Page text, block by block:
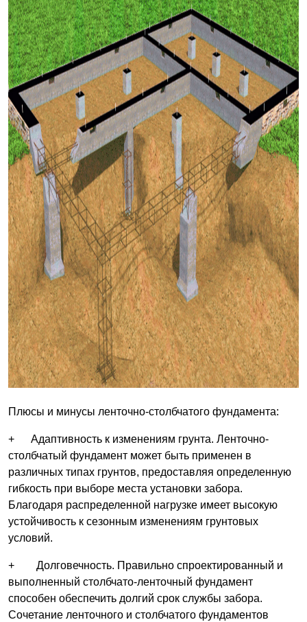
Плюсы и минусы ленточно-столбчатого фундамента:
+ Адаптивность к изменениям грунта. Ленточно-
столбчатый фундамент может быть применен в
различных типах грунтов, предоставляя определенную
гибкость при выборе места установки забора.
Благодаря распределенной нагрузке имеет высокую
устойчивость к сезонным изменениям грунтовых
условий.
+ Долговечность. Правильно спроектированный и
выполненный столбчато-ленточный фундамент
способен обеспечить долгий срок службы забора.
Сочетание ленточного и столбчатого фундаментов